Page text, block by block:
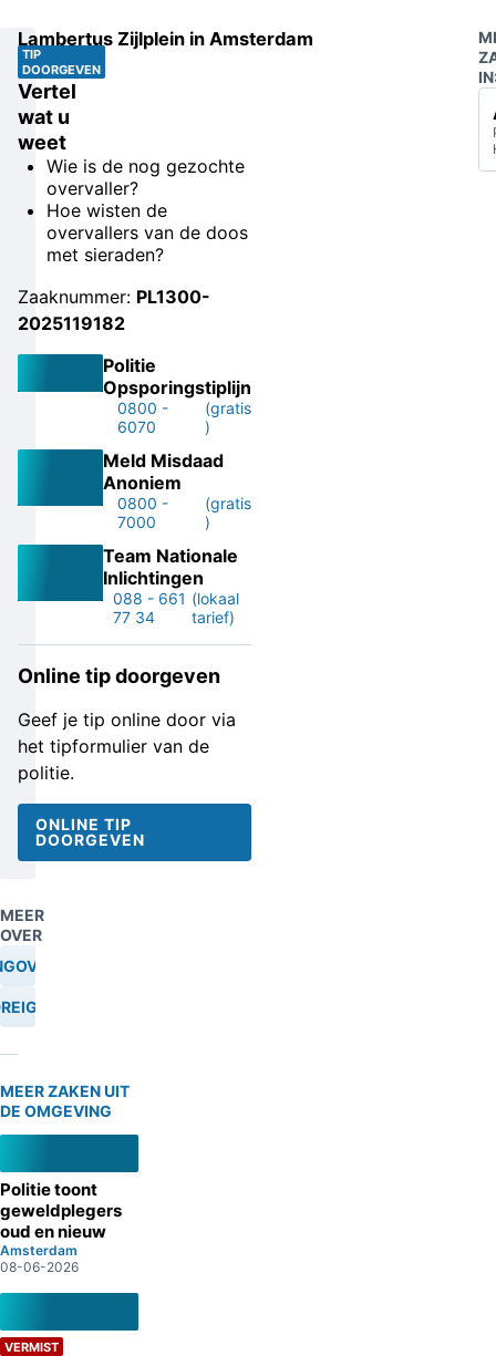
TIP
DOORGEVEN
Vertel
wat u
weet
Wie is de nog gezochte
overvaller?
Hoe wisten de
overvallers van de doos
met sieraden?
Zaaknummer: PL1300-
2025119182
Politie
Opsporingstiplijn
0800 -
6070
(gratis
)
Meld Misdaad
Anoniem
0800 -
7000
(gratis
)
Team Nationale
Inlichtingen
088 - 661
77 34
(lokaal
tarief)
Online tip doorgeven
Geef je tip online door via
het tipformulier van de
politie.
ONLINE TIP
DOORGEVEN
Lambertus Zijlplein in Amsterdam
MEER
OVER
MEER ZAKEN UIT
DE OMGEVING
Politie toont
geweldplegers
oud en nieuw
Amsterdam
08-06-2026
VERMIST